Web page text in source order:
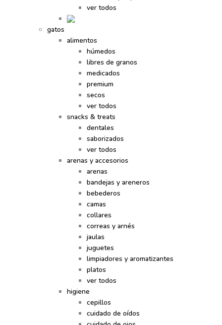
ver todos
gatos
alimentos
húmedos
libres de granos
medicados
premium
secos
ver todos
snacks & treats
dentales
saborizados
ver todos
arenas y accesorios
arenas
bandejas y areneros
bebederos
camas
collares
correas y arnés
jaulas
juguetes
limpiadores y aromatizantes
platos
ver todos
higiene
cepillos
cuidado de oídos